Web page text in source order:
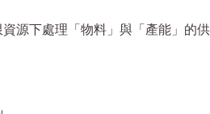
源下處理「物料」與「產能」的